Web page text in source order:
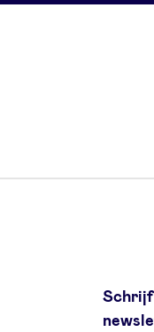
Schrijf